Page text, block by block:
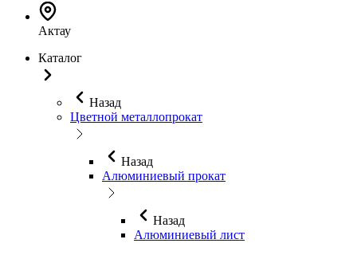
Актау
Каталог
Назад
Цветной металлопрокат
Назад
Алюминиевый прокат
Назад
Алюминиевый лист